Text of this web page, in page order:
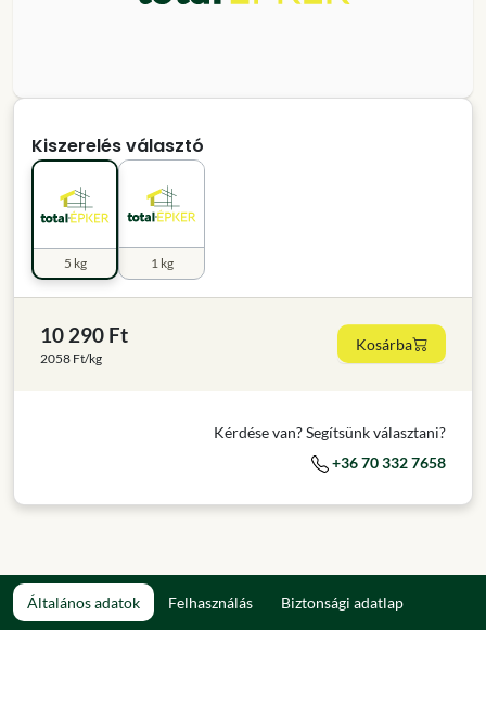
Kiszerelés választó
1 kg
5 kg
10 290 Ft
2058 Ft/kg
Kosárba
Kérdése van? Segítsünk választani?
+36 70 332 7658
Általános adatok Felhasználás Biztonsági adatlap